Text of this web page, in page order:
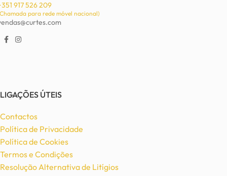
917 526 209
para rede móvel nacional)
LIGAÇÕES ÚTEIS
Contactos
Política de Privacidade
Política de Cookies
Termos e Condições
Resolução Alternativa de Litígios